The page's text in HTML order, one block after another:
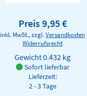
Preis 9,95 €
inkl. MwSt., zzgl.Versandkosten
Widerrufsrecht
Gewicht0.432 kg
Sofort lieferbar
Lieferzeit:
2 - 3 Tage